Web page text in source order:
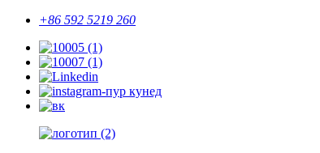
+86 592 5219 260